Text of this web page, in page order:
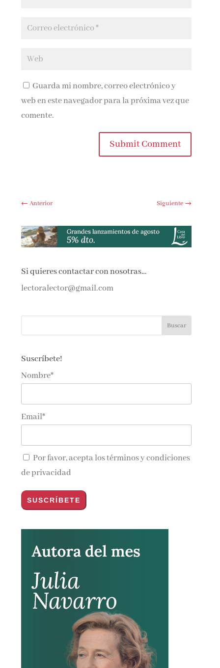
Guarda mi nombre, correo electrónico y
web en este navegador para la próxima vez que
comente.
Submit Comment
←Anterior Siguiente→
Si quieres contactar con nosotras…
lectoralector@gmail.com
Suscríbete!
Nombre*
Email*
Por favor, acepta lostérminos y condiciones
de privacidad